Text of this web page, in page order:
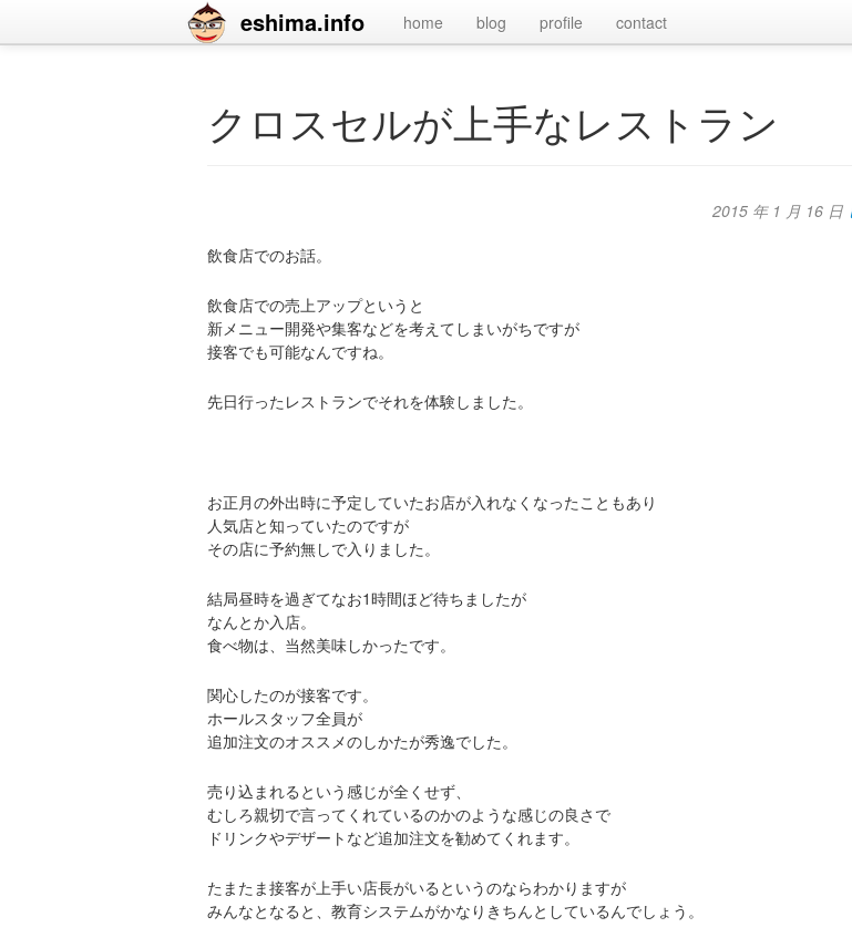
eshima.info home blog profile contact
クロスセルが上手なレストラン
2015 年 1 月 16 日
飲食店でのお話。
飲食店での売上アップというと
新メニュー開発や集客などを考えてしまいがちですが
接客でも可能なんですね。
先日行ったレストランでそれを体験しました。
お正月の外出時に予定していたお店が入れなくなったこともあり
人気店と知っていたのですが
その店に予約無しで入りました。
結局昼時を過ぎてなお1時間ほど待ちましたが
なんとか入店。
食べ物は、当然美味しかったです。
関心したのが接客です。
ホールスタッフ全員が
追加注文のオススメのしかたが秀逸でした。
売り込まれるという感じが全くせず、
むしろ親切で言ってくれているのかのような感じの良さで
ドリンクやデザートなど追加注文を勧めてくれます。
たまたま接客が上手い店長がいるというのならわかりますが
みんなとなると、教育システムがかなりきちんとしているんでしょう。